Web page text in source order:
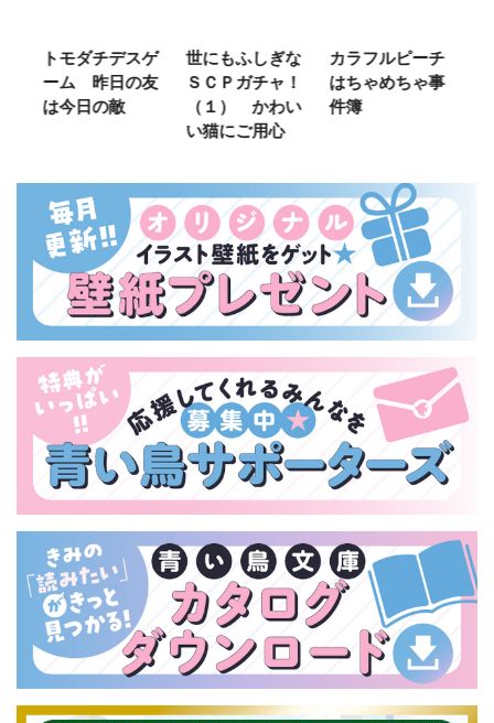
トモダチデスゲ
ーム 昨日の友
は今日の敵
世にもふしぎな
ＳＣＰガチャ！
（１） かわい
い猫にご用心
カラフルピーチ
はちゃめちゃ事
件簿